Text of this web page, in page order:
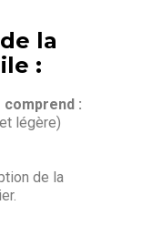
la
:
:
légère)
de la